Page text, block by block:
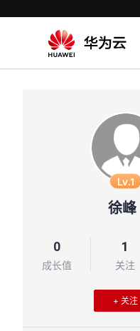
Lv.1
徐峰
0
成长值
1
关注
+ 关注